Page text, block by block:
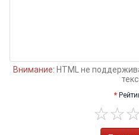
Внимание: HTML не